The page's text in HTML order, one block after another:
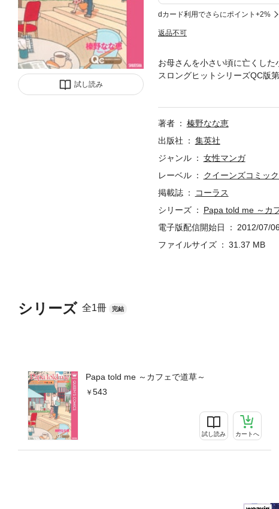
試し読み
dカード利用でさらにポイント+2%
返品不可
シリーズ 全1冊 完結
Papa told me ～カフェで道草～
543
試し読み カートへ
お母さんを小さい頃に亡くし
スロングヒットシリーズQC版
著者
榛野なな恵
出版社
集英社
ジャンル
女性マンガ
レーベル
クイーンズコミッ
掲載誌
コーラス
シリーズ
Papa told me ～カ
電子版配信開始日
2012/07/06
ファイルサイズ
31.37 MB